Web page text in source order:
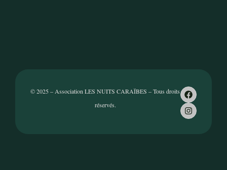
© 2025 – Association LES NUITS CARAÏBES – Tous droits
réservés.